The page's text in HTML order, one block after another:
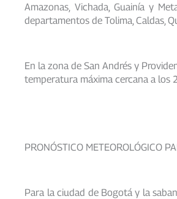
Amazonas, Vichada, Guainía y
departamentos de Tolima, Caldas,
En la zona de San Andrés y
temperatura máxima cercana a los
PRONÓSTICO METEOROLÓGICO
Para la ciudad de Bogotá y la